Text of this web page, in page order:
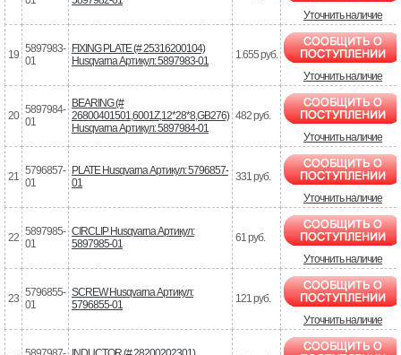
Уточнить наличие
19 5897983-
01
FIXING PLATE (# 25316200104)
Husqvarna Артикул: 5897983-01
1.655 руб.
Уточнить наличие
20 5897984-
01
BEARING (#
26800401501,6001Z,12*28*8,GB276)
Husqvarna Артикул: 5897984-01
482 руб.
Уточнить наличие
21
5796857-
01
PLATE Husqvarna Артикул: 5796857-
01
331 руб.
Уточнить наличие
22 5897985-
01
CIRCLIP Husqvarna Артикул:
5897985-01
61 руб.
Уточнить наличие
23 5796855-
01
SCREW Husqvarna Артикул:
5796855-01
121 руб.
Уточнить наличие